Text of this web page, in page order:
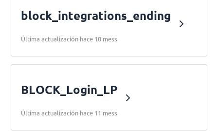
block_integrations_ending
Última actualización hace 10 mess
BLOCK_Login_LP
Última actualización hace 11 mess